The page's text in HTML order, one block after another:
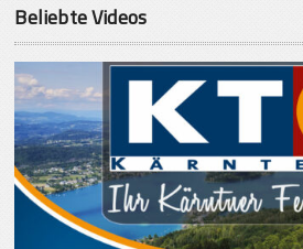
Beliebte Videos